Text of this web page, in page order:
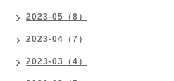
2023-05（8）
2023-04（7）
2023-03（4）